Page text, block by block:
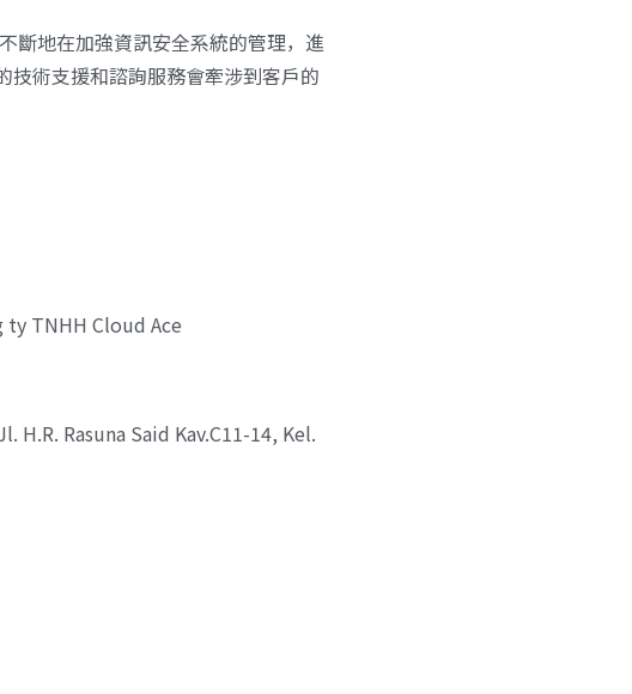
斷地在加強資訊安全系統的管理，進
術支援和諮詢服務會牽涉到客戶的
ty TNHH Cloud Ace
H.R. Rasuna Said Kav.C11-14, Kel.